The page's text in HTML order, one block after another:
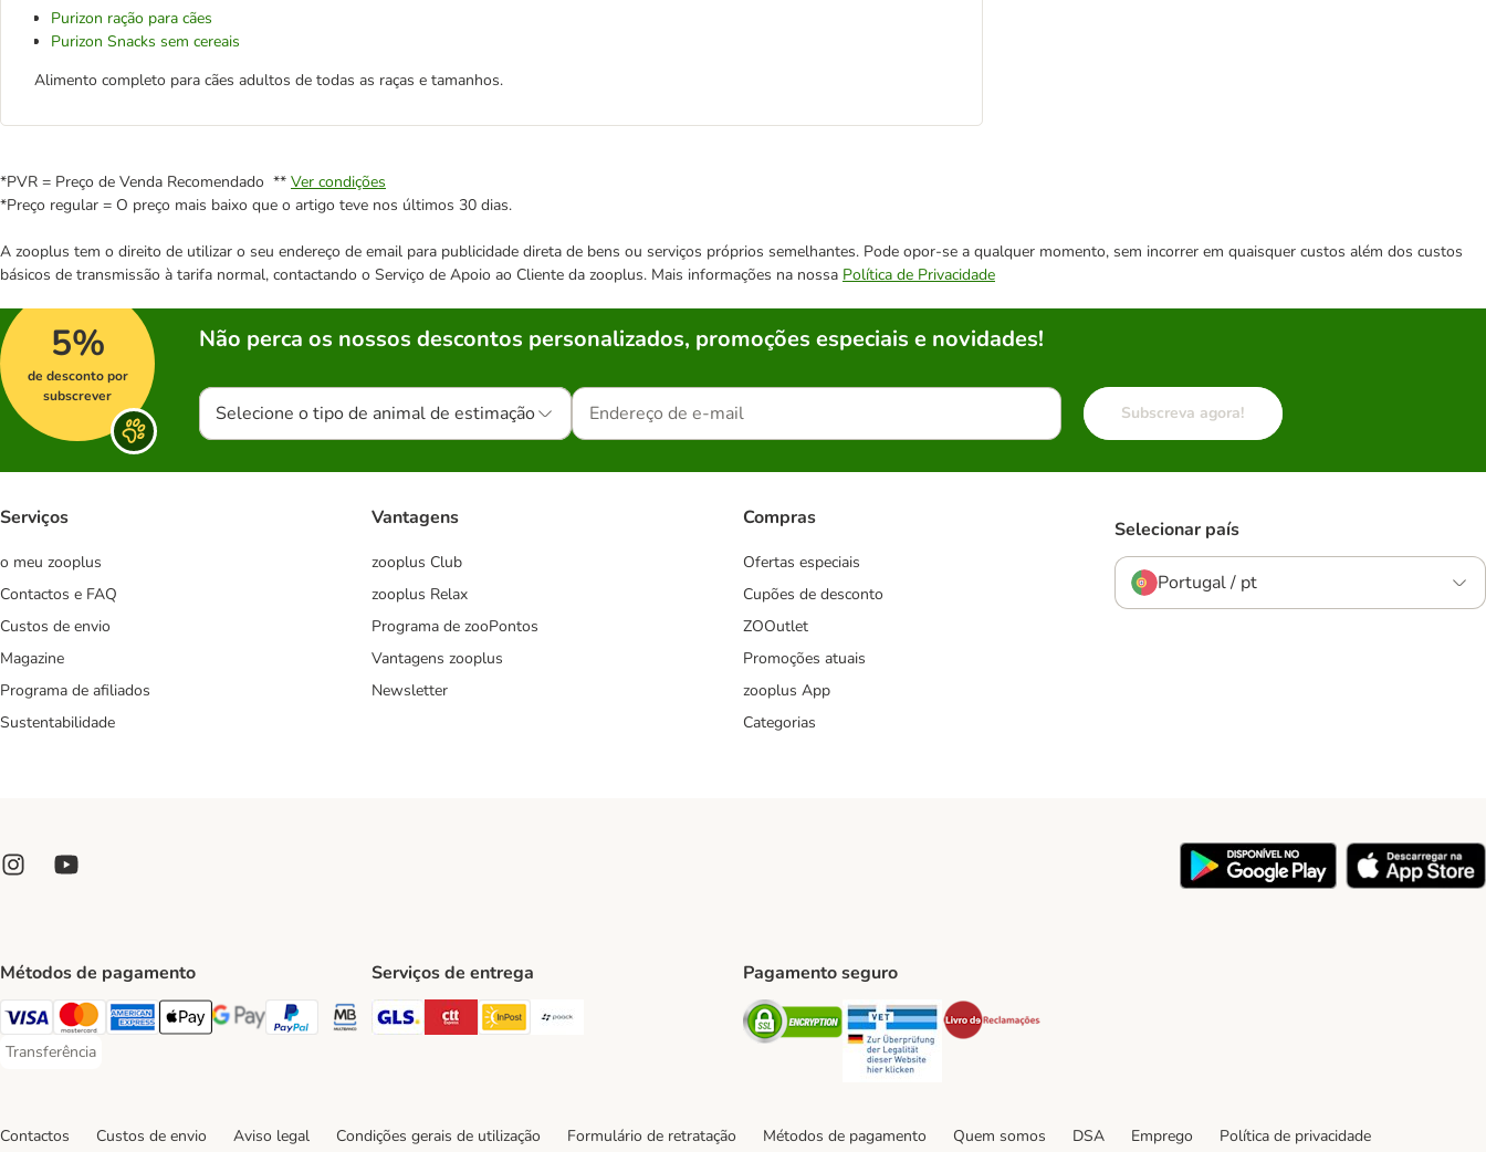
Purizon ração para cães
Purizon Snacks sem cereais
Alimento completo para cães adultos de todas as raças e tamanhos.
*PVR = Preço de Venda Recomendado ** Ver condições
*Preço regular = O preço mais baixo que o artigo teve nos últimos 30 dias.
A zooplus tem o direito de utilizar o seu endereço de email para publicidade direta de bens ou serviços próprios semelhantes. Pode opor-se a qualquer momento, sem incorrer em quaisquer custos além dos custos
básicos de transmissão à tarifa normal, contactando o Serviço de Apoio ao Cliente da zooplus. Mais informações na nossa Política de Privacidade
5%
de desconto por
subscrever
Não perca os nossos descontos personalizados, promoções especiais e novidades!
Selecione o tipo de animal de estimação Subscreva agora!
Serviços
o meu zooplus
Contactos e FAQ
Custos de envio
Magazine
Programa de afiliados
Sustentabilidade
Vantagens
zooplus Club
zooplus Relax
Programa de zooPontos
Vantagens zooplus
Newsletter
Compras
Ofertas especiais
Cupões de desconto
ZOOutlet
Promoções atuais
zooplus App
Categorias
Selecionar país
Portugal / pt
Métodos de pagamento
Visa Payment Method
Mastercard Payment Method
American Express Payment Method
Apple Pay Payment Method
Google Pay Payment Method
PayPal Payment Method
Multibanco Payment Method
Transferência
Transferência Payment Method
Serviços de entrega
GLS Shipping Method
CTTExpress Shipping Method
InPost Shipping Method
Paack Shipping Method
Pagamento seguro
Security Security
Contactos Custos de envio Aviso legal Condições gerais de utilização Formulário de retratação Métodos de pagamento Quem somos DSA Emprego Política de privacidade